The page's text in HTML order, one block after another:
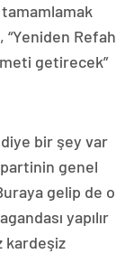
Refah
getirecek”
bir şey var
genel
gelip de o
yapılır
kardeşiz